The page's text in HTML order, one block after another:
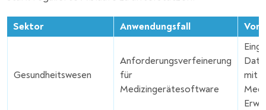
Sektor Anwendungsfall
Gesundheitswesen
Anforderungsverfeinerung
für
Medizingerätesoftware
mit